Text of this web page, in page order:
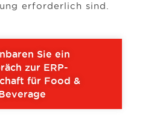
erforderlich sind.
Sie ein
zur ERP-
für Food &